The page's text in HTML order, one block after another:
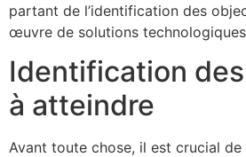
partant de l’identification des
œuvre de solutions
Identification
à atteindre
Avant toute chose, il est crucial